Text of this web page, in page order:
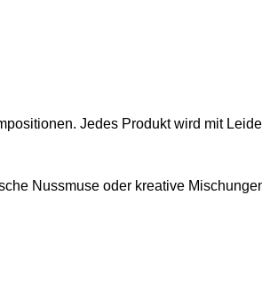
Jedes Produkt wird mit
Nussmuse oder kreative